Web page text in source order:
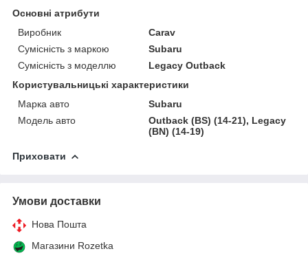
Основні атрибути
Виробник
Carav
Сумісність з маркою
Subaru
Сумісність з моделлю
Legacy Outback
Користувальницькі характеристики
Марка авто
Subaru
Модель авто
Outback (BS) (14-21), Legacy
(BN) (14-19)
Приховати
Умови доставки
Нова Пошта
Магазини Rozetka